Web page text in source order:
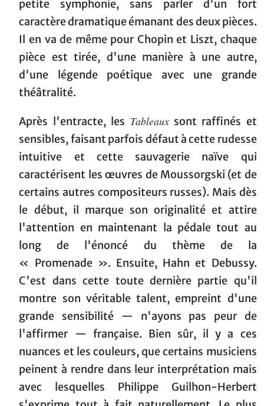
petite symphonie, sans parler d'un fort
caractère dramatique émanant des deux pièces.
Il en va de même pour Chopin et Liszt, chaque
pièce est tirée, d'une manière à une autre,
d'une légende poétique avec une grande
théâtralité.
Après l'entracte, les Tableauxsont raffinés et
sensibles, faisant parfois défaut à cette rudesse
intuitive et cette sauvagerie naïve qui
caractérisent les œuvres de Moussorgski (et de
certains autres compositeurs russes). Mais dès
le début, il marque son originalité et attire
l'attention en maintenant la pédale tout au
long de l'énoncé du thème de la
« Promenade ». Ensuite, Hahn et Debussy.
C'est dans cette toute dernière partie qu'il
montre son véritable talent, empreint d'une
grande sensibilité — n'ayons pas peur de
l'affirmer — française. Bien sûr, il y a ces
nuances et les couleurs, que certains musiciens
peinent à rendre dans leur interprétation mais
avec lesquelles Philippe Guilhon-Herbert